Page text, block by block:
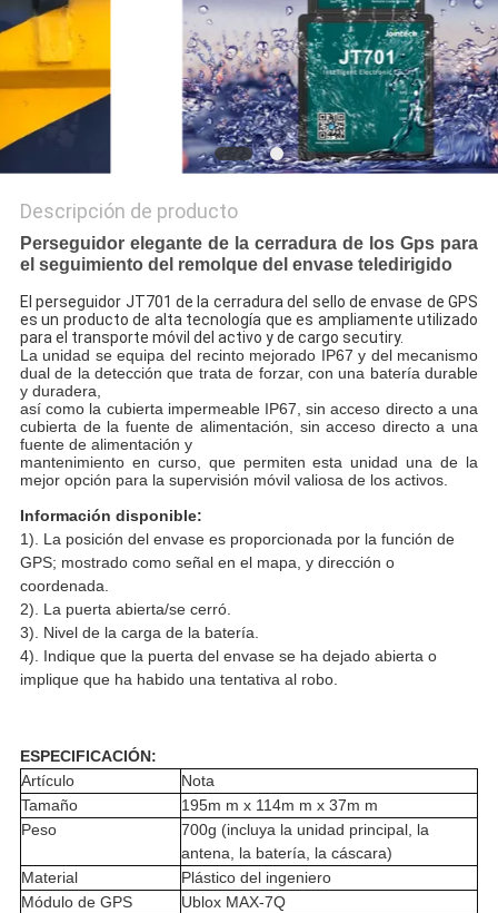
PRIVACY
POLICY
Descripción de producto
Perseguidor elegante de la cerradura de los Gps para
el seguimiento del remolque del envase teledirigido
El perseguidor JT701 de la cerradura del sello de envase de GPS
es un producto de alta tecnología que es ampliamente utilizado
para el transporte móvil del activo y de cargo secutiry.
La unidad se equipa del recinto mejorado IP67 y del mecanismo
dual de la detección que trata de forzar, con una batería durable
y duradera,
así como la cubierta impermeable IP67, sin acceso directo a una
cubierta de la fuente de alimentación, sin acceso directo a una
fuente de alimentación y
mantenimiento en curso, que permiten esta unidad una de la
mejor opción para la supervisión móvil valiosa de los activos.
Información disponible:
1). La posición del envase es proporcionada por la función de
GPS; mostrado como señal en el mapa, y dirección o
coordenada.
2). La puerta abierta/se cerró.
3). Nivel de la carga de la batería.
4). Indique que la puerta del envase se ha dejado abierta o
implique que ha habido una tentativa al robo.
ESPECIFICACIÓN:
Artículo
Nota
Tamaño
195m m x 114m m x 37m m
Peso
700g (incluya la unidad principal, la
antena, la batería, la cáscara)
Material
Plástico del ingeniero
Módulo de GPS
Ublox MAX-7Q